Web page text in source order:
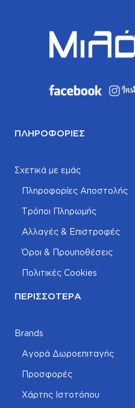
ΠΛΗΡΟΦΟΡΊΕΣ
Σχετικά με εμάς
Πληροφορίες Αποστολής
Τρόποι Πληρωμής
Αλλαγές & Επιστροφές
Όροι & Προυποθέσεις
Πολιτικές Cookies
ΠΕΡΙΣΣΌΤΕΡΑ
Brands
Αγορά Δωροεπιταγής
Προσφορές
Χάρτης Ιστοτόπου